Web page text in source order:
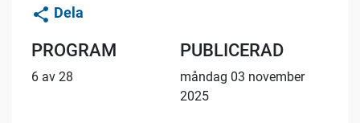
Dela
PROGRAM
6 av 28
PUBLICERAD
måndag 03 november
2025